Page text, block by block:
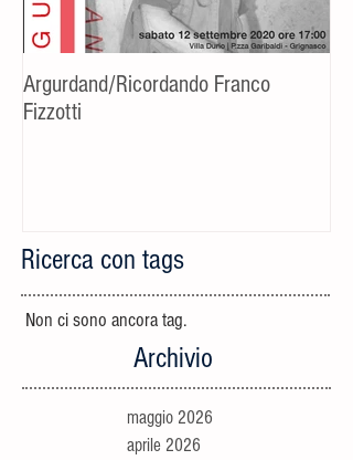
Argurdand/Ricordando Franco
Fizzotti
Ricerca con tags
Non ci sono ancora tag.
Archivio
maggio 2026
aprile 2026